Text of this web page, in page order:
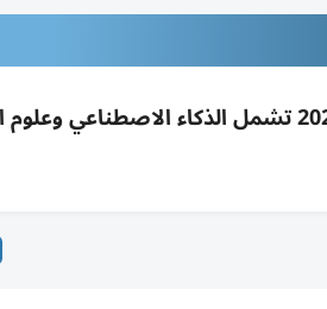
جامعة كلباء تنال اعتماد 5 برامج بكالوريوس نوعية لطرحها خريف 2026/2027 تشمل الذكاء